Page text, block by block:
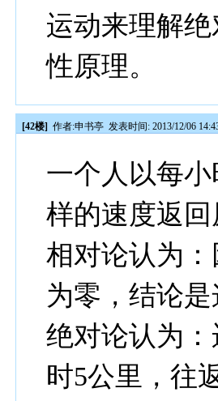
运动来理解
性原理。
[42楼] 作者:申书亭 发表时间: 2013/12/06
一个人以每
样的速度返回
相对论认为
为零，结论
绝对论认为
时5公里，往